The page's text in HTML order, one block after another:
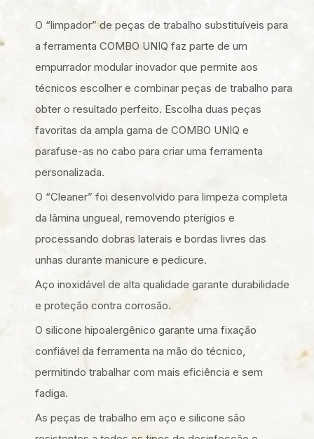
O “limpador” de peças de trabalho substituíveis para
a ferramenta COMBO UNIQ faz parte de um
empurrador modular inovador que permite aos
técnicos escolher e combinar peças de trabalho para
obter o resultado perfeito. Escolha duas peças
favoritas da ampla gama de COMBO UNIQ e
parafuse-as no cabo para criar uma ferramenta
personalizada.
O “Cleaner” foi desenvolvido para limpeza completa
da lâmina ungueal, removendo pterígios e
processando dobras laterais e bordas livres das
unhas durante manicure e pedicure.
Aço inoxidável de alta qualidade garante durabilidade
e proteção contra corrosão.
O silicone hipoalergênico garante uma fixação
confiável da ferramenta na mão do técnico,
permitindo trabalhar com mais eficiência e sem
fadiga.
As peças de trabalho em aço e silicone são